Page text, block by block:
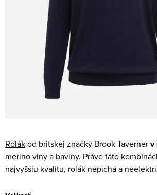
Rolákod britskej značky Brook Tavernerv
merino vlny a bavlny. Práve táto
najvyššiu kvalitu, rolák nepichá a